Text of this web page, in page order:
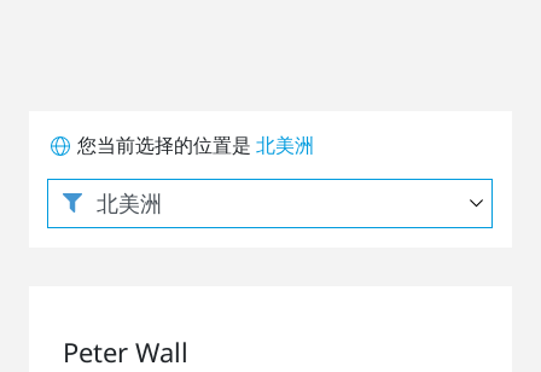
您当前选择的位置是 北美洲
Peter Wall